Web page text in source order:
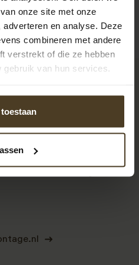
onze site met onze
en analyse. Deze
combineren met andere
verstrekt of die ze hebben
van hun services.
9
Klanten beoordelen